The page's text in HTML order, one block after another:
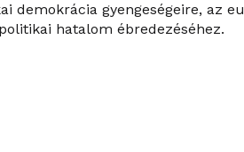
demokrácia gyengeségeire, az
hatalom ébredezéséhez.